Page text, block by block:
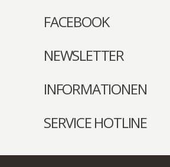
FACEBOOK
NEWSLETTER
INFORMATIONEN
SERVICE HOTLINE